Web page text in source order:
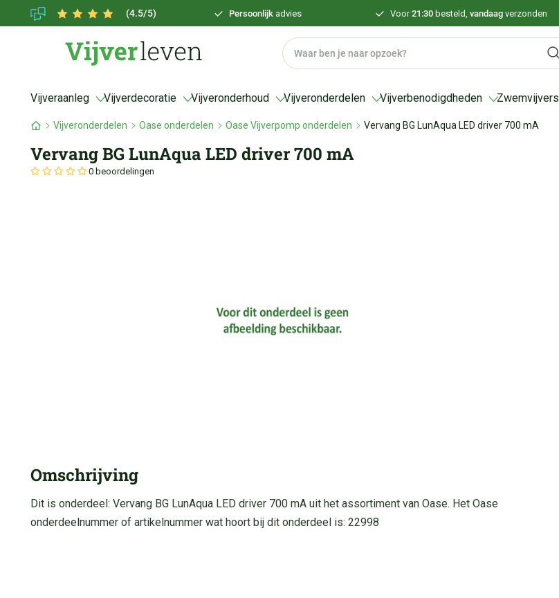
(4.5/5) Persoonlijk advies Voor21:30 besteld,vandaagverzonden
Vijveraanleg Vijverdecoratie Vijveronderhoud Vijveronderdelen Vijverbenodigdheden Zwemvijvers
Vijveronderdelen Oase onderdelen Oase Vijverpomp onderdelen Vervang BG LunAqua LED driver 700 mA
Vervang BG LunAqua LED driver 700 mA
0 beoordelingen
Omschrijving
Dit is onderdeel: Vervang BG LunAqua LED driver 700 mA uit het assortiment van Oase. Het Oase
onderdeelnummer of artikelnummer wat hoort bij dit onderdeel is: 22998